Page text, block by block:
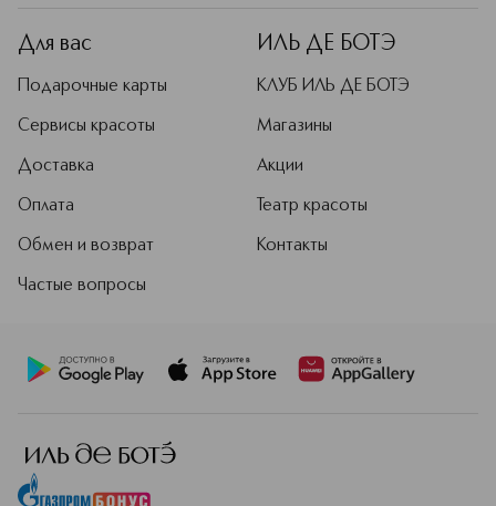
Для вас
Подарочные карты
Сервисы красоты
Доставка
Оплата
Обмен и возврат
Частые вопросы
ИЛЬ ДЕ БОТЭ
КЛУБ ИЛЬ ДЕ БОТЭ
Магазины
Акции
Театр красоты
Контакты